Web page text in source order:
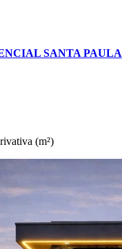
SANTA PAULA
(m²)